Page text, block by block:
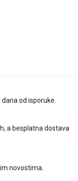
od isporuke.
a besplatna dostava
novostima.